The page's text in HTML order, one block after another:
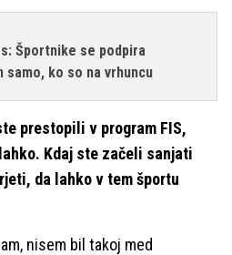
Športnike se podpira
samo, ko so na vrhuncu
prestopili v program FIS,
Kdaj ste začeli sanjati
da lahko v tem športu
nisem bil takoj med